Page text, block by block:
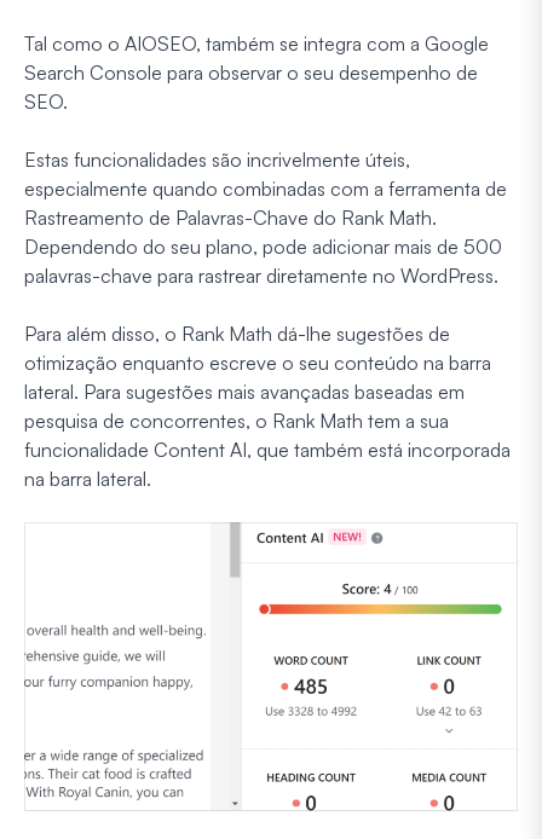
Tal como o AIOSEO, também se integra com a Google
Search Console para observar o seu desempenho de
SEO.
Estas funcionalidades são incrivelmente úteis,
especialmente quando combinadas com a ferramenta de
Rastreamento de Palavras-Chave do Rank Math.
Dependendo do seu plano, pode adicionar mais de 500
palavras-chave para rastrear diretamente no WordPress.
Para além disso, o Rank Math dá-lhe sugestões de
otimização enquanto escreve o seu conteúdo na barra
lateral. Para sugestões mais avançadas baseadas em
pesquisa de concorrentes, o Rank Math tem a sua
funcionalidade Content AI, que também está incorporada
na barra lateral.